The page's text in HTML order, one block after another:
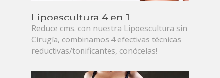
Lipoescultura 4 en 1
Reduce cms. con nuestra Lipoescultura sin
Cirugía, combinamos 4 efectivas técnicas
reductivas/tonificantes, conócelas!